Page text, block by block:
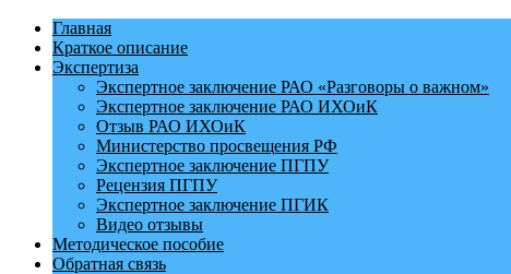
Главная
Краткое описание
Экспертиза
Экспертное заключение РАО «Разговоры о важном»
Экспертное заключение РАО ИХОиК
Отзыв РАО ИХОиК
Министерство просвещения РФ
Экспертное заключение ПГПУ
Рецензия ПГПУ
Экспертное заключение ПГИК
Видео отзывы
Методическое пособие
Обратная связь